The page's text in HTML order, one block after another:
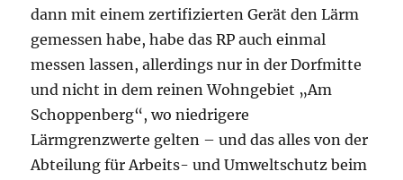
dann mit einem zertifizierten Gerät den Lärm
gemessen habe, habe das RP auch einmal
messen lassen, allerdings nur in der Dorfmitte
und nicht in dem reinen Wohngebiet „Am
Schoppenberg“, wo niedrigere
Lärmgrenzwerte gelten – und das alles von der
Abteilung für Arbeits- und Umweltschutz beim